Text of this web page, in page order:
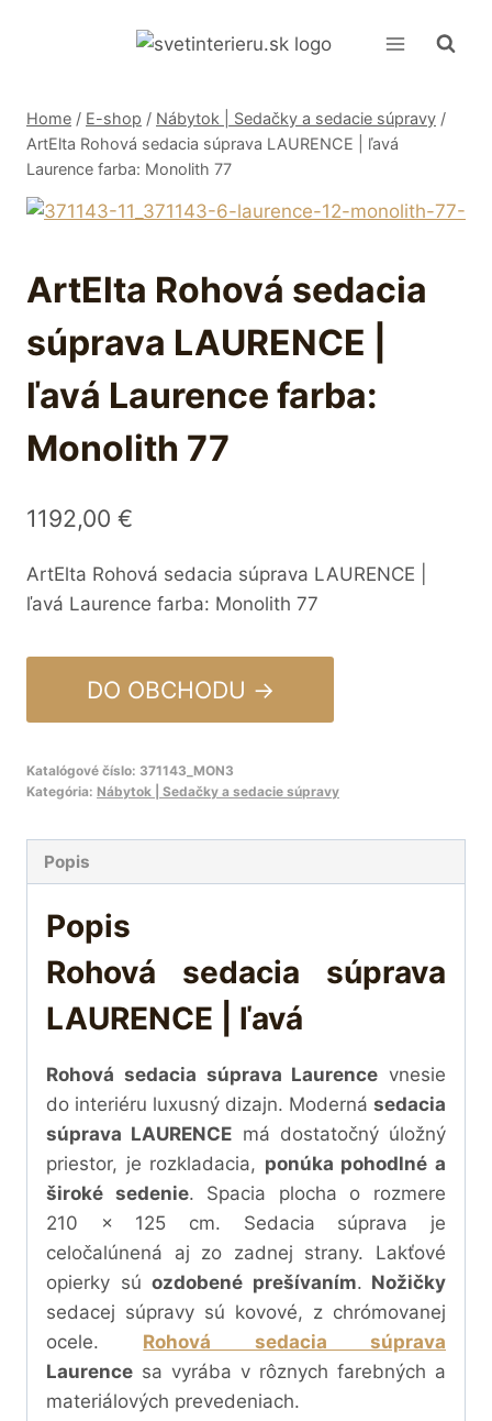
Home / E-shop / Nábytok | Sedačky a sedacie súpravy /
ArtElta Rohová sedacia súprava LAURENCE | ľavá
Laurence farba: Monolith 77
ArtElta Rohová sedacia
súprava LAURENCE |
ľavá Laurence farba:
Monolith 77
1192,00 €
ArtElta Rohová sedacia súprava LAURENCE |
ľavá Laurence farba: Monolith 77
DO OBCHODU →
Katalógové číslo: 371143_MON3
Kategória: Nábytok | Sedačky a sedacie súpravy
Popis
Popis
Rohová sedacia súprava
LAURENCE | ľavá
Rohová sedacia súprava Laurence vnesie
do interiéru luxusný dizajn. Moderná sedacia
súprava LAURENCE má dostatočný úložný
priestor, je rozkladacia, ponúka pohodlné a
široké sedenie. Spacia plocha o rozmere
210 x 125 cm. Sedacia súprava je
celočalúnená aj zo zadnej strany. Lakťové
opierky sú ozdobené prešívaním. Nožičky
sedacej súpravy sú kovové, z chrómovanej
ocele. Rohová sedacia súprava
Laurence sa vyrába v rôznych farebných a
materiálových prevedeniach.